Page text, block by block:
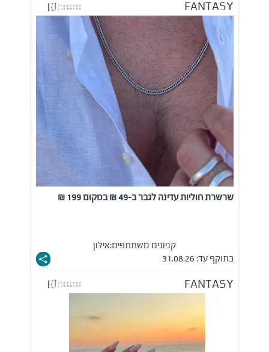
FANTASY
שרשרת חוליות עדינה לגבר ב-49 ₪ במקום 199 ₪
קניונים משתתפים:אילון
בתוקף עד: 31.08.26
FANTASY